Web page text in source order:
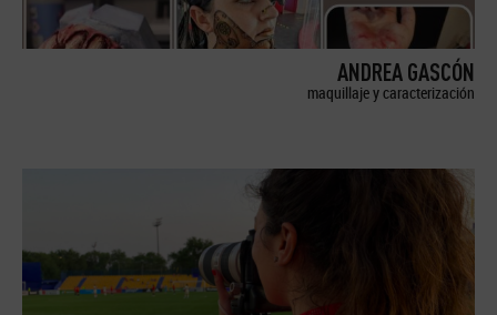
ANDREA GASCÓN
maquillaje y caracterización